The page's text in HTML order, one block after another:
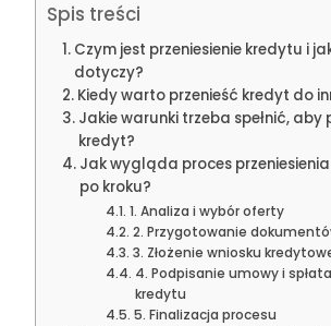
Spis treści
Czym jest przeniesienie kredytu i
dotyczy?
Kiedy warto przenieść kredyt do
Jakie warunki trzeba spełnić, aby
kredyt?
Jak wygląda proces
po kroku?
1. Analiza i wybór oferty
2. Przygotowanie
3. Złożenie wniosku
4. Podpisanie umowy i
kredytu
5. Finalizacja procesu